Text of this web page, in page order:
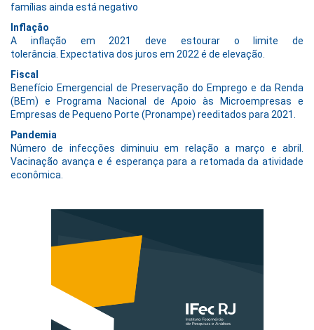
famílias ainda está negativo
Inflação
A inflação em 2021 deve estourar o limite de
tolerância. Expectativa dos juros em 2022 é de elevação.
Fiscal
Benefício Emergencial de Preservação do Emprego e da Renda
(BEm) e Programa Nacional de Apoio às Microempresas e
Empresas de Pequeno Porte (Pronampe) reeditados para 2021.
Pandemia
Número de infecções diminuiu em relação a março e abril.
Vacinação avança e é esperança para a retomada da atividade
econômica.